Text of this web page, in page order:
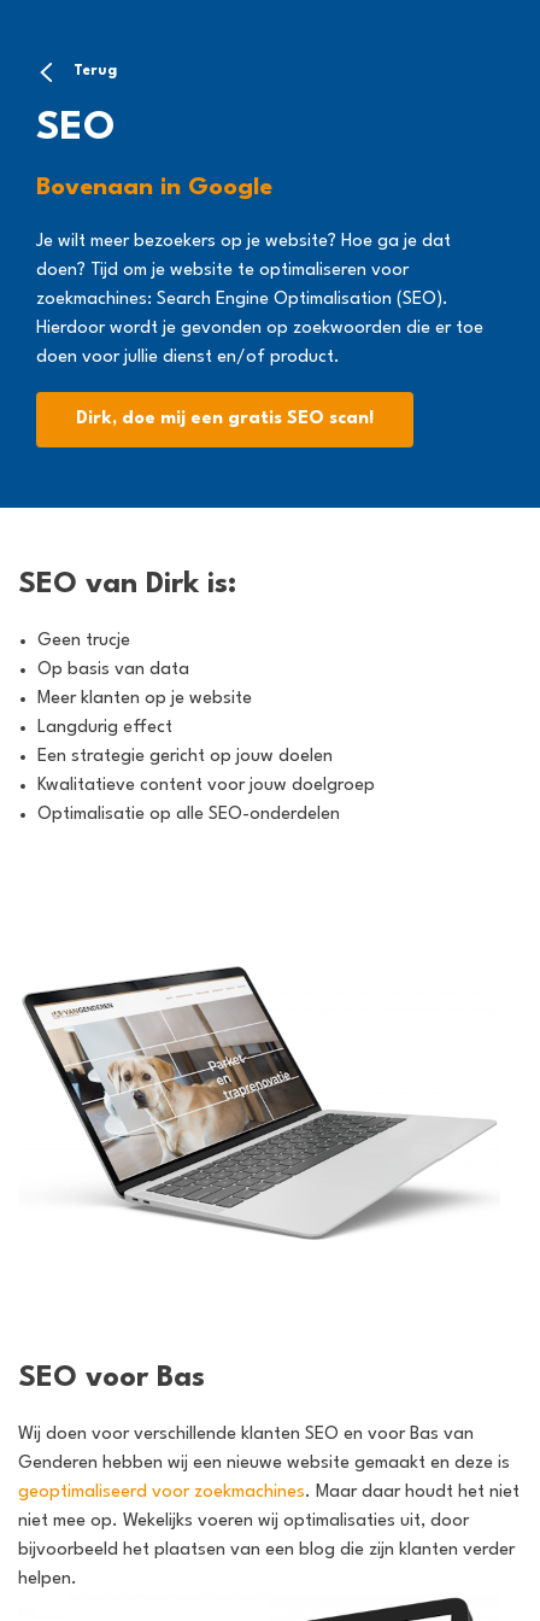
Terug
SEO
Bovenaan in Google
Je wilt meer bezoekers op je website? Hoe ga je dat
doen? Tijd om je website te optimaliseren voor
zoekmachines: Search Engine Optimalisation (SEO).
Hierdoor wordt je gevonden op zoekwoorden die er toe
doen voor jullie dienst en/of product.
Dirk, doe mij een gratis SEO scan!
SEO van Dirk is:
Geen trucje
Op basis van data
Meer klanten op je website
Langdurig effect
Een strategie gericht op jouw doelen
Kwalitatieve content voor jouw doelgroep
Optimalisatie op alle SEO-onderdelen
SEO voor Bas
Wij doen voor verschillende klanten SEO en voor Bas van
Genderen hebben wij een nieuwe website gemaakt en deze is
geoptimaliseerd voor zoekmachines. Maar daar houdt het niet
niet mee op. Wekelijks voeren wij optimalisaties uit, door
bijvoorbeeld het plaatsen van een blog die zijn klanten verder
helpen.